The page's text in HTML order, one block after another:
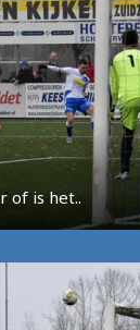
of is het..